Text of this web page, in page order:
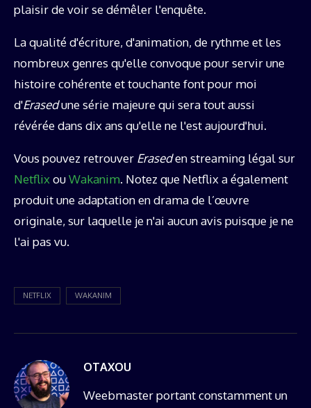
plaisir de voir se démêler l'enquête.
La qualité d'écriture, d'animation, de rythme et les
nombreux genres qu'elle convoque pour servir une
histoire cohérente et touchante font pour moi
d'Erasedune série majeure qui sera tout aussi
révérée dans dix ans qu'elle ne l'est aujourd'hui.
Vous pouvez retrouver Eraseden streaming légal sur
NetflixouWakanim. Notez que Netflix a également
produit une adaptation en drama de l’œuvre
originale, sur laquelle je n'ai aucun avis puisque je ne
l'ai pas vu.
NETFLIX WAKANIM
OTAXOU
Weebmaster portant constamment un